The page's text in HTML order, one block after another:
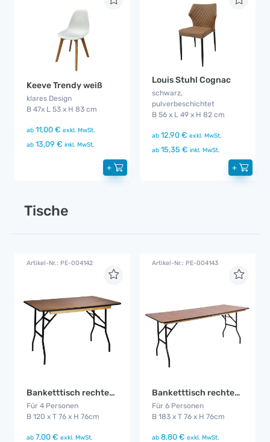
Keeve Trendy weiß
klares Design
B 47x L 53 x H 83 cm
ab 11,00 € exkl. MwSt.
ab 13,09 € inkl. MwSt.
+
Louis Stuhl Cognac
schwarz,
pulverbeschichtet
B 56 x L 49 x H 82 cm
ab 12,90 € exkl. MwSt.
ab 15,35 € inkl. MwSt.
+
Tische
Artikel-Nr.: PE-004142
Banketttisch rechteckig 120cm
Für 4 Personen
B 120 x T 76 x H 76cm
ab 7,00 € exkl. MwSt.
Artikel-Nr.: PE-004143
Banketttisch rechteckig 183cm
Für 6 Personen
B 183 x T 76 x H 76cm
ab 8,80 € exkl. MwSt.